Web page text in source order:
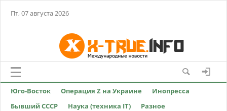
Пт, 07 августа 2026
Юго-Восток Операция Z на Украине
Инопресса
Бывший СССР
Наука (техника IT) Разное